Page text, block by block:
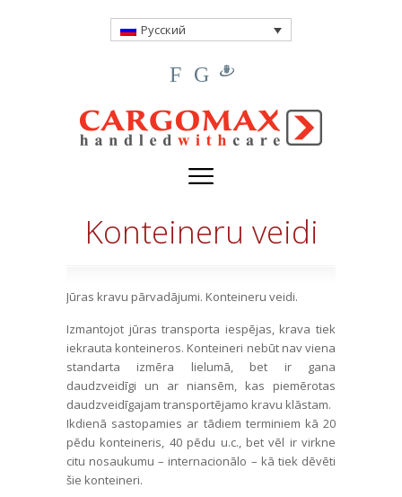
Русский
F G
Konteineru veidi
Jūras kravu pārvadājumi. Konteineru veidi.
Izmantojot jūras transporta iespējas, krava tiek
iekrauta konteineros. Konteineri nebūt nav viena
standarta izmēra lielumā, bet ir gana
daudzveidīgi un ar niansēm, kas piemērotas
daudzveidīgajam transportējamo kravu klāstam.
Ikdienā sastopamies ar tādiem terminiem kā 20
pēdu konteineris, 40 pēdu u.c., bet vēl ir virkne
citu nosaukumu – internacionālo – kā tiek dēvēti
šie konteineri.